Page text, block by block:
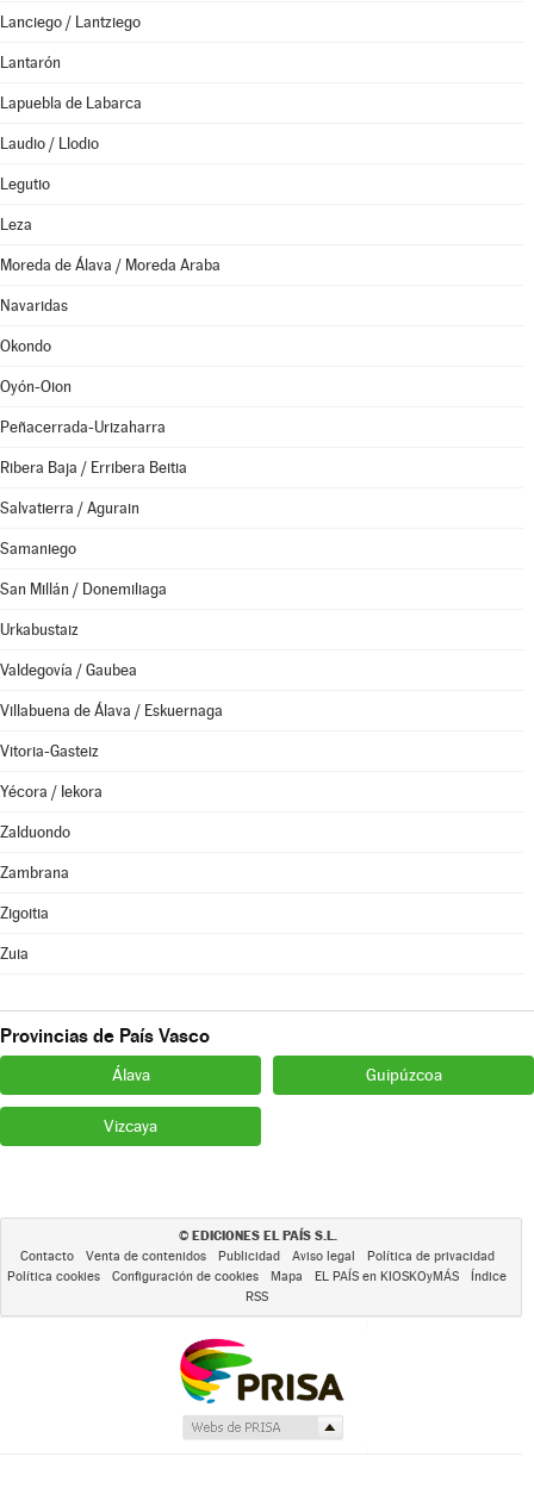
Lanciego / Lantziego
Lantarón
Lapuebla de Labarca
Laudio / Llodio
Legutio
Leza
Moreda de Álava / Moreda Araba
Navaridas
Okondo
Oyón-Oion
Peñacerrada-Urizaharra
Ribera Baja / Erribera Beitia
Salvatierra / Agurain
Samaniego
San Millán / Donemiliaga
Urkabustaiz
Valdegovía / Gaubea
Villabuena de Álava / Eskuernaga
Vitoria-Gasteiz
Yécora / Iekora
Zalduondo
Zambrana
Zigoitia
Zuia
Provincias de País Vasco
Álava Guipúzcoa
Vizcaya
© EDICIONES EL PAÍS S.L.
Contacto Venta de contenidos Publicidad Aviso legal
Política de privacidad
Política cookies
Configuración de cookies Mapa EL PAÍS en KIOSKOyMÁS
Índice
RSS